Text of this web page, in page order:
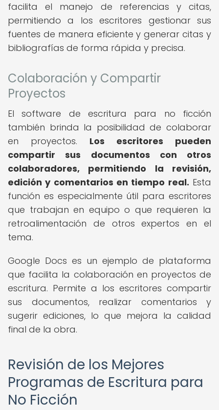
facilita el manejo de referencias y citas,
permitiendo a los escritores gestionar sus
fuentes de manera eficiente y generar citas y
bibliografías de forma rápida y precisa.
Colaboración y Compartir
Proyectos
El software de escritura para no ficción
también brinda la posibilidad de colaborar
en proyectos. Los escritores pueden
compartir sus documentos con otros
colaboradores, permitiendo la revisión,
edición y comentarios en tiempo real. Esta
función es especialmente útil para escritores
que trabajan en equipo o que requieren la
retroalimentación de otros expertos en el
tema.
Google Docs es un ejemplo de plataforma
que facilita la colaboración en proyectos de
escritura. Permite a los escritores compartir
sus documentos, realizar comentarios y
sugerir ediciones, lo que mejora la calidad
final de la obra.
Revisión de los Mejores
Programas de Escritura para
No Ficción